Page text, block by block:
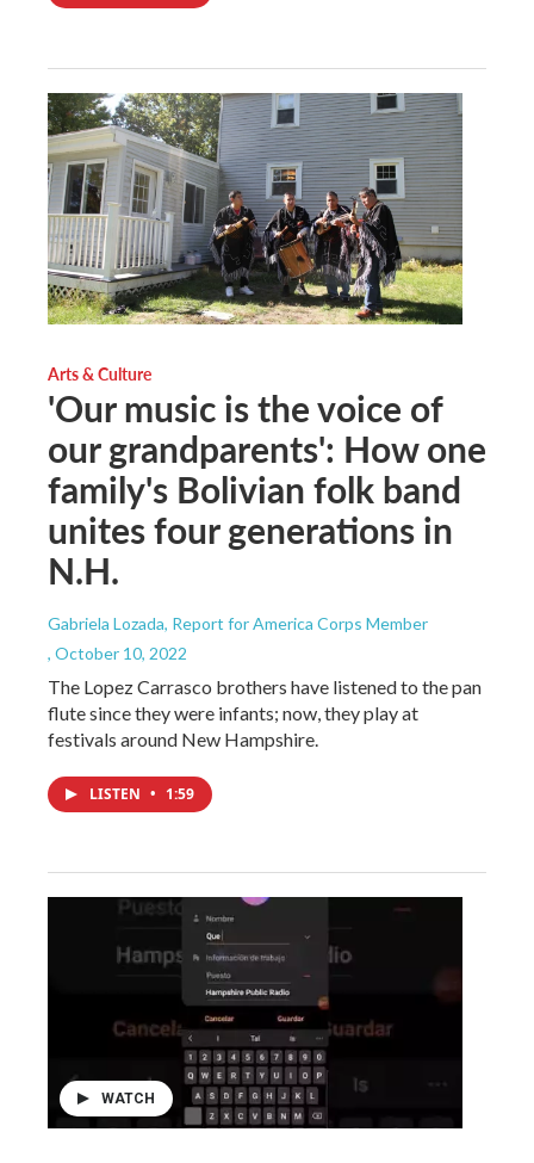
Arts & Culture
'Our music is the voice of
our grandparents': How one
family's Bolivian folk band
unites four generations in
N.H.
Gabriela Lozada, Report for America Corps Member
, October 10, 2022
The Lopez Carrasco brothers have listened to the pan
flute since they were infants; now, they play at
festivals around New Hampshire.
LISTEN • 1:59
WATCH